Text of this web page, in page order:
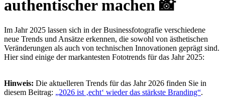
authentischer machen 📸
Im Jahr 2025 lassen sich in der Businessfotografie verschiedene
neue Trends und Ansätze erkennen, die sowohl von ästhetischen
Veränderungen als auch von technischen Innovationen geprägt sind.
Hier sind einige der markantesten Fototrends für das Jahr 2025:
Hinweis: Die aktuelleren Trends für das Jahr 2026 finden Sie in
diesem Beitrag: „2026 ist ‚echt‘ wieder das stärkste Branding“.